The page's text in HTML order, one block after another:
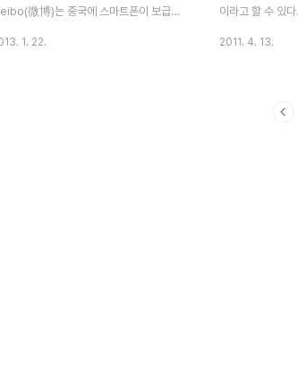
微博)는 중국에 스마트폰이 보급되
1. 22.
이라고 할 수 있
쯤 중국에 진출
2011. 4. 13.